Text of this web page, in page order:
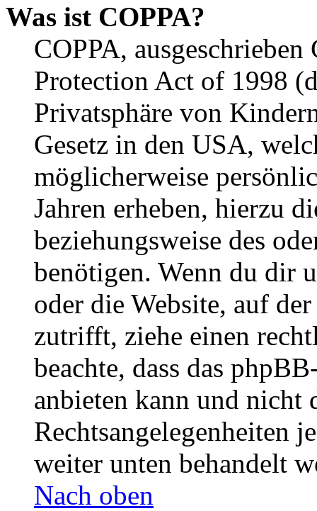
Was ist COPPA?
COPPA,
Protection Act of 1998
Privatsphäre von
Gesetz in den USA,
möglicherweise
Jahren erheben, hierzu
beziehungsweise des
benötigen. Wenn du dir
oder die Website, auf
zutrifft, ziehe einen
beachte, dass das
anbieten kann und nicht
Rechtsangelegenheiten
weiter unten behandelt
Nach oben